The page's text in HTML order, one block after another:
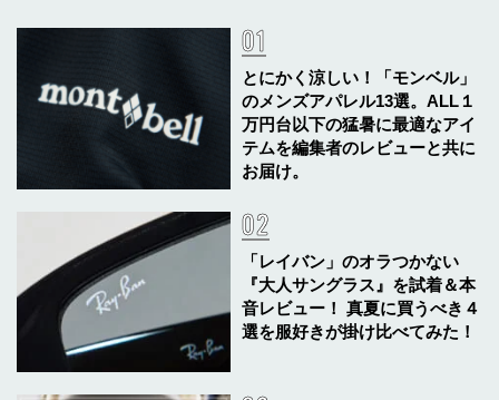
とにかく涼しい！「モンベル」
のメンズアパレル13選。ALL１
万円台以下の猛暑に最適なアイ
テムを編集者のレビューと共に
お届け。
「レイバン」のオラつかない
『大人サングラス』を試着＆本
音レビュー！ 真夏に買うべき４
選を服好きが掛け比べてみた！